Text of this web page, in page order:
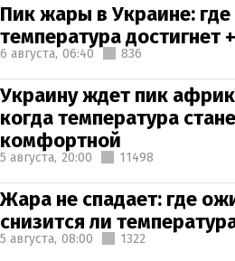
Пик жары в Украине: где
температура достигнет
6 августа, 06:40 836
Украину ждет пик
когда температура
комфортной
5 августа, 20:00 11498
Жара не спадает: где
снизится ли
5 августа, 08:00 1322